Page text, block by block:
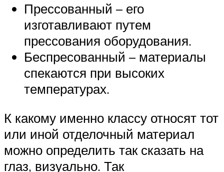
Прессованный – его
изготавливают путем
прессования оборудования.
Беспресованный – материалы
спекаются при высоких
температурах.
К какому именно классу относят тот
или иной отделочный материал
можно определить так сказать на
глаз, визуально. Так